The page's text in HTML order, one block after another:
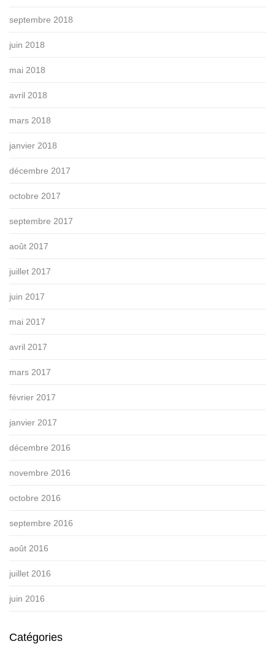
septembre 2018
juin 2018
mai 2018
avril 2018
mars 2018
janvier 2018
décembre 2017
octobre 2017
septembre 2017
août 2017
juillet 2017
juin 2017
mai 2017
avril 2017
mars 2017
février 2017
janvier 2017
décembre 2016
novembre 2016
octobre 2016
septembre 2016
août 2016
juillet 2016
juin 2016
Catégories